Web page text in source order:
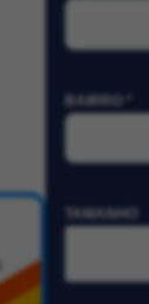
TAMANHO